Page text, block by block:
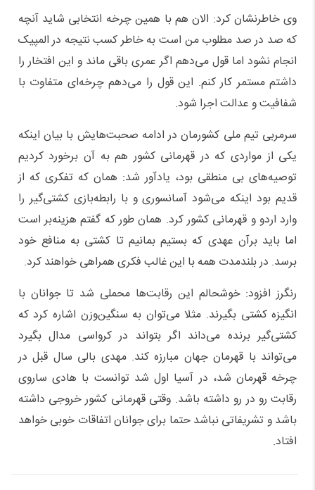
وی خاطرنشان کرد: الان هم با همین چرخه انتخابی شاید آنچه
که صد در صد مطلوب من است به خاطر کسب نتیجه در المپیک
انجام نشود اما قول می‌دهم اگر عمری باقی ماند و این افتخار را
داشتم مستمر کار کنم. این قول را می‌دهم چرخه‌ای متفاوت با
شفافیت و عدالت اجرا شود.
سرمربی تیم ملی کشورمان در ادامه صحبت‌هایش با بیان اینکه
یکی از مواردی که در قهرمانی کشور هم به آن برخورد کردیم
توصیه‌های بی منطقی بود، یادآور شد: همان که تفکری که از
قدیم بود اینکه می‌شود آسانسوری و با رابطه‌بازی کشتی‌گیر را
وارد اردو و قهرمانی کشور کرد. همان طور که گفتم هزینه‌بر است
اما باید برآن عهدی که بستیم بمانیم تا کشتی به منافع خود
برسد. در بلندمدت همه با این غالب فکری همراهی خواهند کرد.
رنگرز افزود: خوشحالم این رقابت‌ها محملی شد تا جوانان با
انگیزه کشتی بگیرند. مثلا می‌توان به سنگین‌وزن اشاره کرد که
کشتی‌گیر برنده می‌داند اگر بتواند در کرواسی مدال بگیرد
می‌تواند با قهرمان جهان مبارزه کند. مهدی بالی سال قبل در
چرخه قهرمان شد، در آسیا اول شد توانست با هادی ساروی
رقابت رو در رو داشته باشد. وقتی قهرمانی کشور خروجی داشته
باشد و تشریفاتی نباشد حتما برای جوانان اتفاقات خوبی خواهد
افتاد.